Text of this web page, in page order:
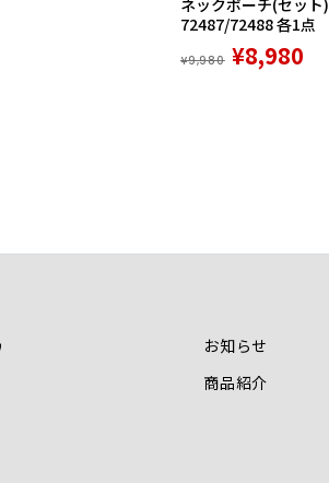
72487/72488 各1点
¥9,980 ¥8,980
お知らせ
商品紹介